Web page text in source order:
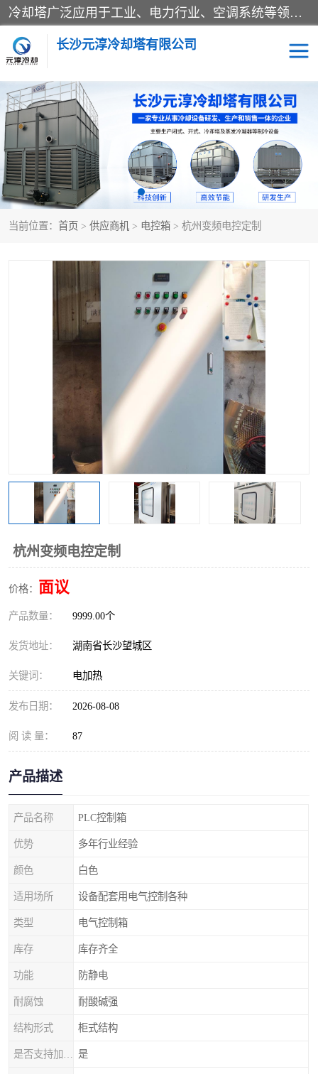
冷却塔广泛应用于工业、电力行业、空调系统等领域。在电力行业中，用于冷却发电机组的循环水；在工业生产中，如化工、冶金等行业，可降低生产过程中产生的热量；在空调系统中，为空调设备提供冷却水源
长沙元淳冷却塔有限公司
当前位置： 首页 > 供应商机 > 电控箱 > 杭州变频电控定制
杭州变频电控定制
价格： 面议
产品数量： 9999.00个
发货地址： 湖南省长沙望城区
关键词： 电加热
发布日期： 2026-08-08
阅 读 量： 87
产品描述
产品名称 PLC控制箱
优势 多年行业经验
颜色 白色
适用场所 设备配套用电气控制各种
类型 电气控制箱
库存 库存齐全
功能 防静电
耐腐蚀 耐酸碱强
结构形式 柜式结构
是
方形开式冷却塔 圆形冷却塔
闭式冷却塔 水箱
电控箱 水泵
板式换热器